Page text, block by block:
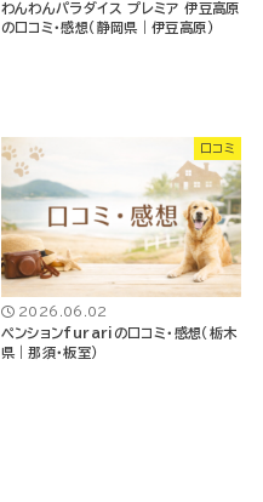
わんわんパラダイス プレミア 伊豆高原
の口コミ・感想（静岡県｜伊豆高原）
口コミ
2026.06.02
ペンションfurariの口コミ・感想（栃木
県｜那須・板室）